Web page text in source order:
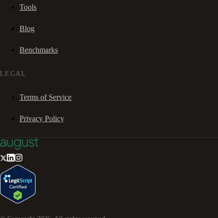
Tools
Blog
Benchmarks
LEGAL
Terms of Service
Privacy Policy